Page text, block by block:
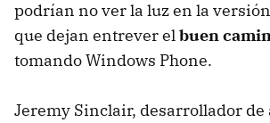
podrían no ver la luz en la
que dejan entrever elbuen
tomando Windows Phone.
Jeremy Sinclair, desarrollador de